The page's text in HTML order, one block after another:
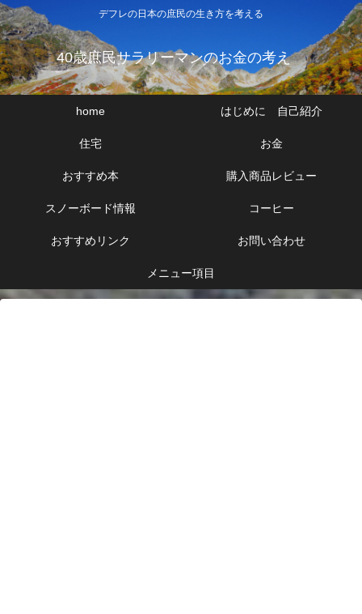
デフレの日本の庶民の生き方を考える
40歳庶民サラリーマンのお金の考え
home はじめに 自己紹介
住宅 お金
おすすめ本 購入商品レビュー
スノーボード情報 コーヒー
おすすめリンク お問い合わせ
メニュー項目